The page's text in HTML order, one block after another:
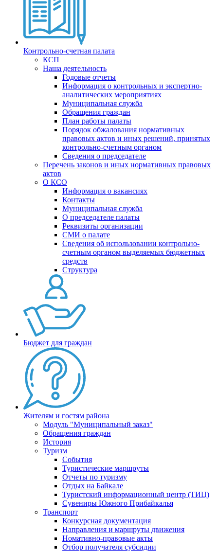
Контрольно-счетная палата
КСП
Наша деятельность
Годовые отчеты
Информация о контрольных и экспертно-
аналитических мероприятиях
Муниципальная служба
Обращения граждан
План работы палаты
Порядок обжалования нормативных
правовых актов и иных решений, принятых
контрольно-счетным органом
Сведения о председателе
Перечень законов и иных нормативных правовых
актов
О КСО
Информация о вакансиях
Контакты
Муниципальная служба
О председателе палаты
Реквизиты организации
СМИ о палате
Сведения об использовании контрольно-
счетным органом выделяемых бюджетных
средств
Структура
Бюджет для граждан
Жителям и гостям района
Модуль "Муниципальный заказ"
Обращения граждан
История
Туризм
События
Туристические маршруты
Отчеты по туризму
Отдых на Байкале
Туристский информационный центр (ТИЦ)
Сувениры Южного Прибайкалья
Транспорт
Конкурсная документация
Направления и маршруты движения
Номативно-правовые акты
Отбор получателя субсидии